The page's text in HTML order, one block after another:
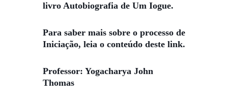
livro Autobiografia de Um Iogue.
Para saber mais sobre o processo de
Iniciação, leia o conteúdo deste link.
Professor: Yogacharya John
Thomas